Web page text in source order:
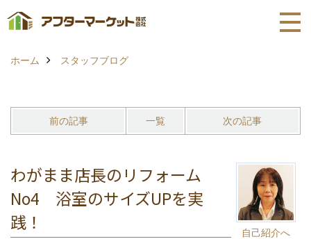
ホーム スタッフブログ
前の記事 一覧 次の記事
自己紹介へ
わがまま店長のリフォーム
No4 浴室のサイズUPを実
践！